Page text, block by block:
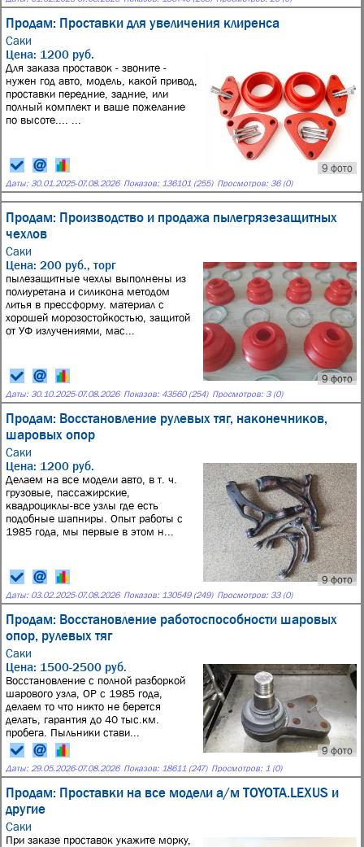
Продам: Проставки для увеличения клиренса
Саки
9 фото
Цена: 1200 руб.
Для заказа проставок - звоните -
нужен год авто, модель, какой привод,
проставки передние, задние, или
полный комплект и ваше пожелание
по высоте.... ...
Даты: 30.01.2025-07.08.2026 Показов: 136101 (255) Просмотров: 36 (0)
Продам: Производство и продажа пылегрязезащитных
чехлов
Саки
9 фото
Цена: 200 руб., торг
пылезащитные чехлы выполнены из
полиуретана и силикона методом
литья в прессформу. материал с
хорошей морозостойкостью, защитой
от УФ излучениями, мас...
Даты: 30.10.2025-07.08.2026 Показов: 43560 (254) Просмотров: 3 (0)
Продам: Восстановление рулевых тяг, наконечников,
шаровых опор
Саки
9 фото
Цена: 1200 руб.
Делаем на все модели авто, в т. ч.
грузовые, пассажирские,
квадроциклы-все узлы где есть
подобные шапниры. Опыт работы с
1985 года, мы первые в этом н...
Даты: 03.02.2025-07.08.2026 Показов: 130549 (249) Просмотров: 33 (0)
Продам: Восстановление работоспособности шаровых
опор, рулевых тяг
Саки
9 фото
Цена: 1500-2500 руб.
Восстановление с полной разборкой
шарового узла, ОР с 1985 года,
делаем то что никто не берется
делать, гарантия до 40 тыс.км.
пробега. Пыльники стави...
Даты: 29.05.2026-07.08.2026 Показов: 18611 (247) Просмотров: 1 (0)
Продам: Проставки на все модели а/м TOYOTA.LEXUS и
другие
Саки
При заказе проставок укажите морку,